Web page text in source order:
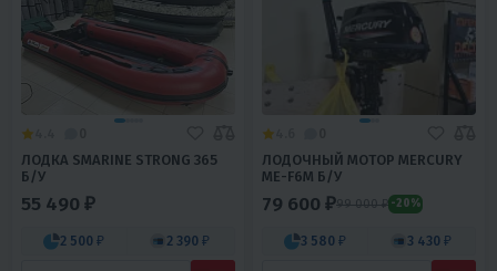
ЛОДКА SMARINE STRONG 365
Б/У
55 490 ₽
2 500 ₽ 2 390 ₽
ЛОДОЧНЫЙ МОТОР MERCURY
ME-F6M Б/У
79 600 ₽99 000 ₽ -20%
3 580 ₽ 3 430 ₽